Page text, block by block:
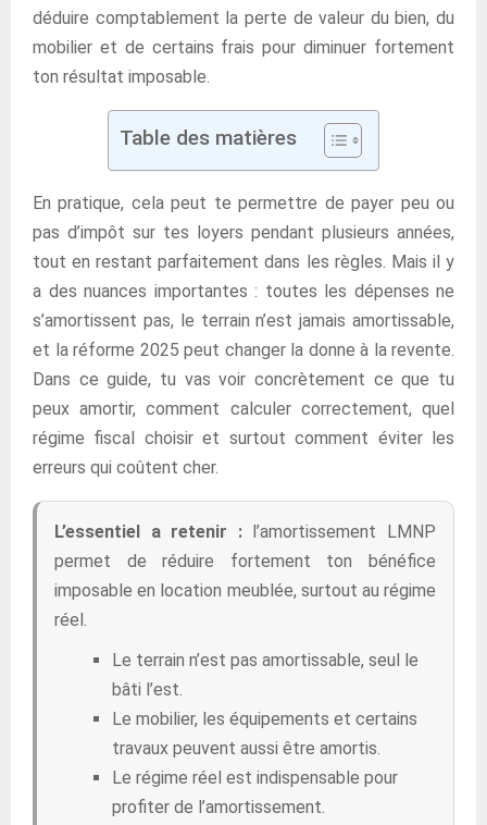
déduire comptablement la perte de valeur du bien, du
mobilier et de certains frais pour diminuer fortement
ton résultat imposable.
Table des matières
En pratique, cela peut te permettre de payer peu ou
pas d’impôt sur tes loyers pendant plusieurs années,
tout en restant parfaitement dans les règles. Mais il y
a des nuances importantes : toutes les dépenses ne
s’amortissent pas, le terrain n’est jamais amortissable,
et la réforme 2025 peut changer la donne à la revente.
Dans ce guide, tu vas voir concrètement ce que tu
peux amortir, comment calculer correctement, quel
régime fiscal choisir et surtout comment éviter les
erreurs qui coûtent cher.
L’essentiel a retenir :l’amortissement LMNP
permet de réduire fortement ton bénéfice
imposable en location meublée, surtout au régime
réel.
Le terrain n’est pas amortissable, seul le
bâti l’est.
Le mobilier, les équipements et certains
travaux peuvent aussi être amortis.
Le régime réel est indispensable pour
profiter de l’amortissement.